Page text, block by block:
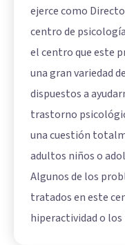
ejerce como
centro de
el centro que este
una gran variedad
dispuestos a
trastorno
una cuestión
adultos niños o
Algunos de los
tratados en este
hiperactividad o